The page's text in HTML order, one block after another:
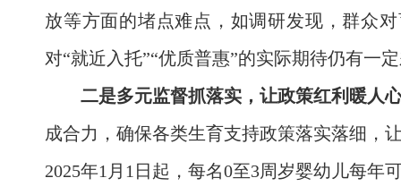
放等方面的堵点难点，如调研发现，群众
对“就近入托”“优质普惠”的实际期待仍有一
二是多元监督抓落实，让政策红利暖人
成合力，确保各类生育支持政策落实落细，
2025年1月1日起，每名0至3周岁婴幼儿每年